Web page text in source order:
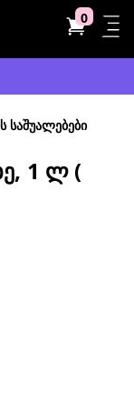
0
საშუალებები
1 Ლ (